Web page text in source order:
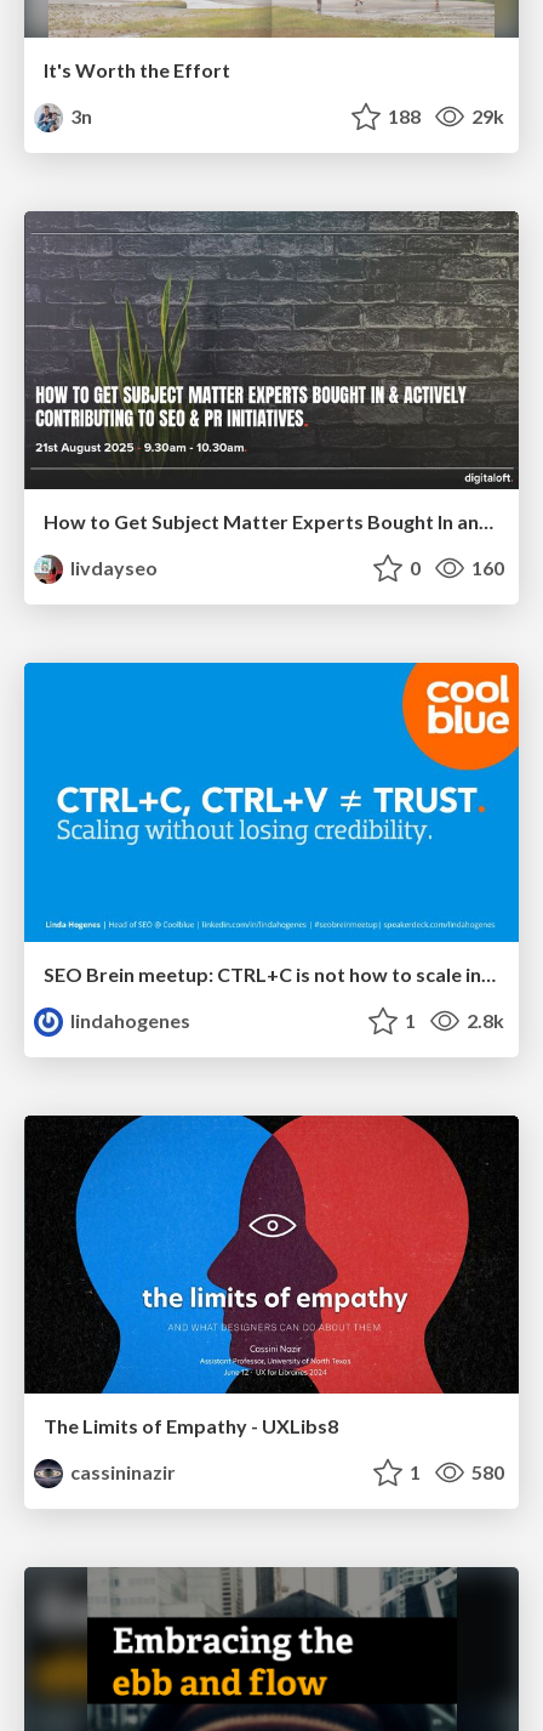
It's Worth the Effort
3n
188 29k
How to Get Subject Matter Experts Bought In and Actively Contributing to SEO & PR Initiatives.
livdayseo
0 160
lindahogenes
1 2.8k
The Limits of Empathy - UXLibs8
cassininazir
1 580